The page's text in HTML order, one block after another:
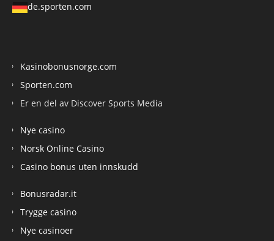
de.sporten.com
Kasinobonusnorge.com
Sporten.com
Er en del av Discover Sports Media
Nye casino
Norsk Online Casino
Casino bonus uten innskudd
Bonusradar.it
Trygge casino
Nye casinoer